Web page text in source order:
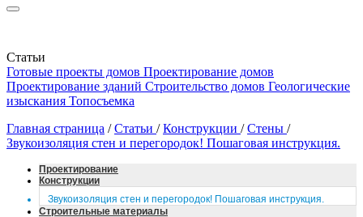
Статьи
Готовые проекты домов Проектирование домов
Проектирование зданий Строительство домов Геологические
изыскания Топосъемка
Главная страница / Статьи / Конструкции / Стены /
Звукоизоляция стен и перегородок! Пошаговая инструкция.
Проектирование
Конструкции
Звукоизоляция стен и перегородок! Пошаговая инструкция.
Строительные материалы